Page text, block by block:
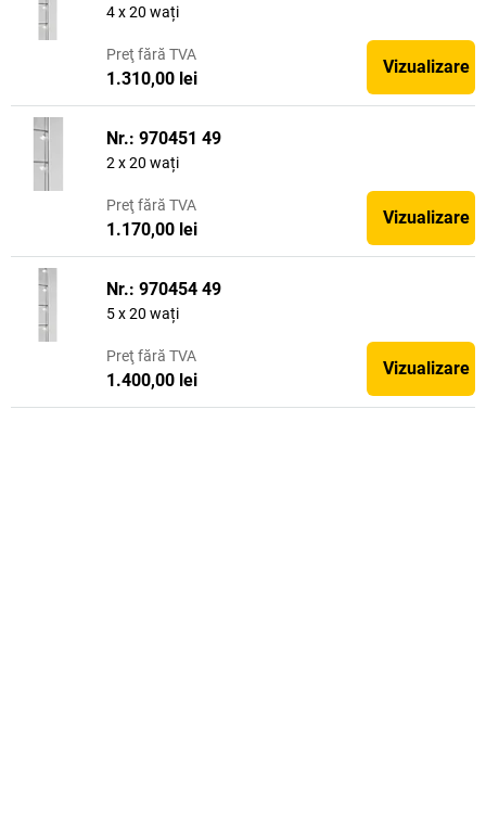
4 x 20 wați
Preţ fără TVA
1.310,00 lei
Vizualizare
Nr.: 970451 49
2 x 20 wați
Preţ fără TVA
1.170,00 lei
Vizualizare
Nr.: 970454 49
5 x 20 wați
Preţ fără TVA
1.400,00 lei
Vizualizare